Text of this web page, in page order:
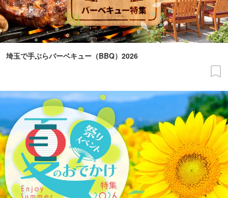
埼玉で手ぶらバーベキュー（BBQ）2026